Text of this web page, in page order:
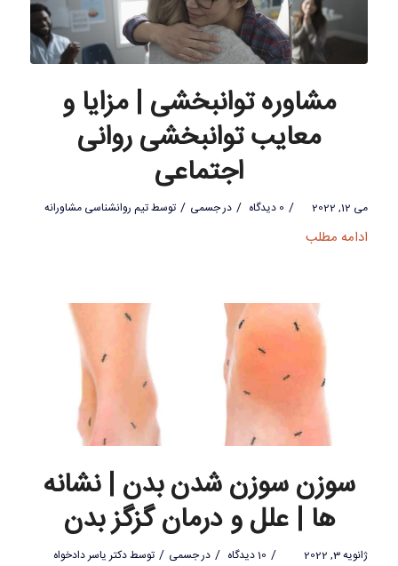
مشاوره توانبخشی | مزایا و
معایب توانبخشی روانی
اجتماعی
می 12, 2022 / 0 دیدگاه / درجسمی / توسطتیم روانشناسی مشاورانه
ادامه مطلب
سوزن سوزن شدن بدن | نشانه
ها | علل و درمان گزگز بدن
ژانویه 3, 2022 / 10 دیدگاه / درجسمی / توسطدکتر یاسر دادخواه